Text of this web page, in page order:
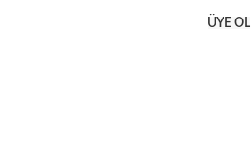
ÜYE OL